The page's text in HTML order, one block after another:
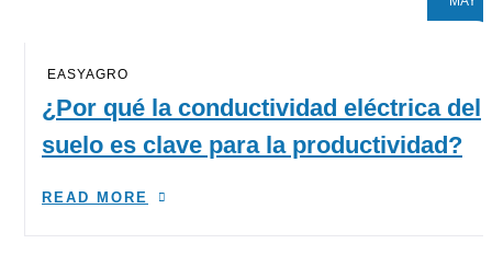
EASYAGRO
¿Por qué la conductividad eléctrica del
suelo es clave para la productividad?
READ MORE